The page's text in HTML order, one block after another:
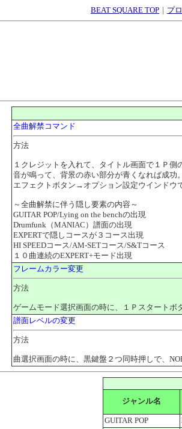
BEAT SQUARE TOP ｜ プ
全曲解禁コマンド
方法
１クレジットを入れて、タイトル画面で１Ｐ
音が鳴って、背景の赤い部分が青くなれば成功
エフェクトボタン→オプション設定ウインドウ
～全曲解禁に伴う隠し要素の内容～
GUITAR POP/Lying on the benchの出現
Drumfunk（MANIAC）譜面の出現
EXPERTで隠しコースが３コース出現
HI SPEEDコース/AM-SETコース/S&Tコース
１０曲連続のEXPERT+モード出現
フレームカラー変更
方法
ゲームモード選択画面の時に、１Ｐスタートボ
譜面レベルの変更
方法
曲選択画面の時に、黒鍵盤２つ同時押しで、
ジャンル名
GUITAR POP